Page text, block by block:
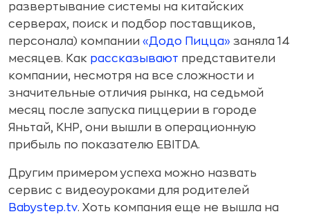
развертывание системы на китайских
серверах, поиск и подбор поставщиков,
персонала) компании «Додо Пицца» заняла 14
месяцев. Как рассказывают представители
компании, несмотря на все сложности и
значительные отличия рынка, на седьмой
месяц после запуска пиццерии в городе
Яньтай, КНР, они вышли в операционную
прибыль по показателю EBITDA.
Другим примером успеха можно назвать
сервис с видеоуроками для родителей
Babystep.tv. Хоть компания еще не вышла на